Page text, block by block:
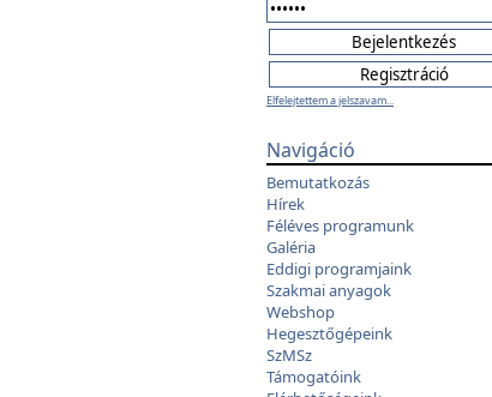
Elfelejtettem a jelszavam...
Navigáció
Bemutatkozás
Hírek
Féléves programunk
Galéria
Eddigi programjaink
Szakmai anyagok
Webshop
Hegesztőgépeink
SzMSz
Támogatóink